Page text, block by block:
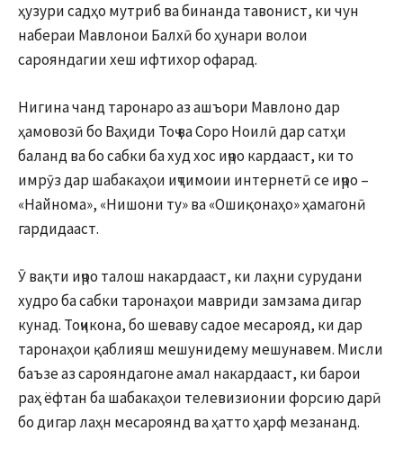
ҳузури садҳо мутриб ва бинанда тавонист, ки чун
набераи Мавлонои Балхӣ бо ҳунари волои
сарояндагии хеш ифтихор офарад.
Нигина чанд таронаро аз ашъори Мавлоно дар
ҳамовозӣ бо Ваҳиди Тоҷ ва Соро Ноилӣ дар сатҳи
баланд ва бо сабки ба худ хос иҷро кардааст, ки то
имрӯз дар шабакаҳои иҷтимоии интернетӣ се иҷро –
«Найнома», «Нишони ту» ва «Ошиқонаҳо» ҳамагонӣ
гардидааст.
Ӯ вақти иҷро талош накардааст, ки лаҳни сурудани
худро ба сабки таронаҳои мавриди замзама дигар
кунад. Тоҷикона, бо шеваву садое месарояд, ки дар
таронаҳои қаблияш мешунидему мешунавем. Мисли
баъзе аз сарояндагоне амал накардааст, ки барои
раҳ ёфтан ба шабакаҳои телевизионии форсию дарӣ
бо дигар лаҳн месароянд ва ҳатто ҳарф мезананд.